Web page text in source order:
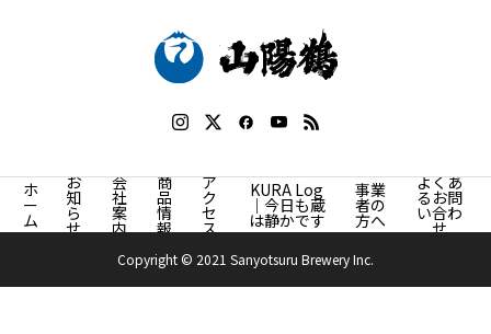
ホ
ー
ム
お
知
ら
せ
会
社
案
内
商
品
情
報
ア
ク
セ
ス
KURA Log
｜今日も蔵
は静かです
事業
者の
方へ
よくあ
るお問
い合わ
せ
Copyright © 2021 Sanyotsuru Brewery Inc.